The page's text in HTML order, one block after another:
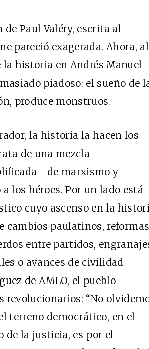
Paul Valéry, escrita al
pareció exagerada. Ahora, al
historia en Andrés Manuel
piadoso: el sueño de
produce monstruos.
la historia la hacen los
de una mezcla –
de marxismo y
los héroes. Por un lado está
cuyo ascenso en la
cambios paulatinos, reformas
entre partidos,
o avances de civilidad
de AMLO, el pueblo
“No
terreno democrático, en el
de la justicia, es por el